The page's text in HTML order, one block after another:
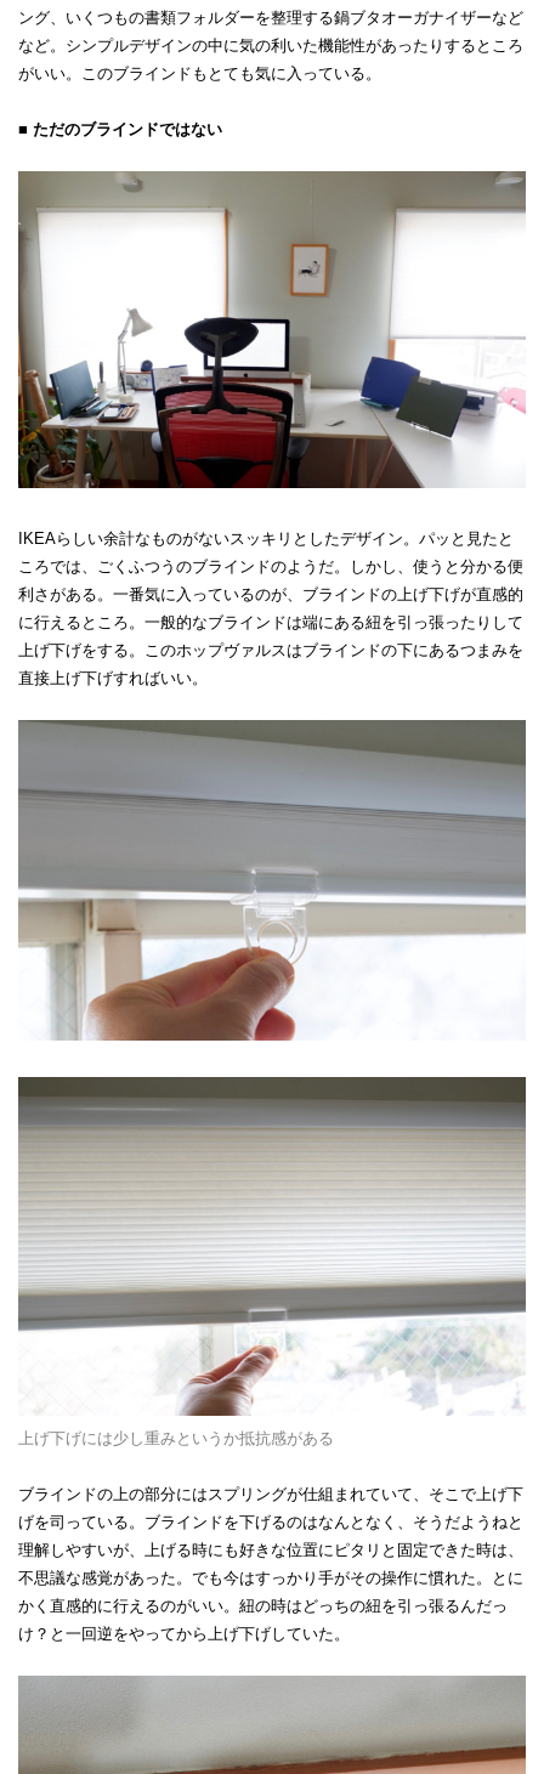
ング、いくつもの書類フォルダーを整理する鍋ブタオーガナイザーなど
など。シンプルデザインの中に気の利いた機能性があったりするところ
がいい。このブラインドもとても気に入っている。
■ ただのブラインドではない
IKEAらしい余計なものがないスッキリとしたデザイン。パッと見たと
ころでは、ごくふつうのブラインドのようだ。しかし、使うと分かる便
利さがある。一番気に入っているのが、ブラインドの上げ下げが直感的
に行えるところ。一般的なブラインドは端にある紐を引っ張ったりして
上げ下げをする。このホップヴァルスはブラインドの下にあるつまみを
直接上げ下げすればいい。
上げ下げには少し重みというか抵抗感がある
ブラインドの上の部分にはスプリングが仕組まれていて、そこで上げ下
げを司っている。ブラインドを下げるのはなんとなく、そうだようねと
理解しやすいが、上げる時にも好きな位置にピタリと固定できた時は、
不思議な感覚があった。でも今はすっかり手がその操作に慣れた。とに
かく直感的に行えるのがいい。紐の時はどっちの紐を引っ張るんだっ
け？と一回逆をやってから上げ下げしていた。